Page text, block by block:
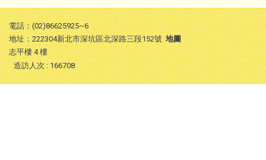
電話：(02)86625925~6
地址：222304新北市深坑區北深路三段152號地圖
志平樓 4 樓
造訪人次 : 166708